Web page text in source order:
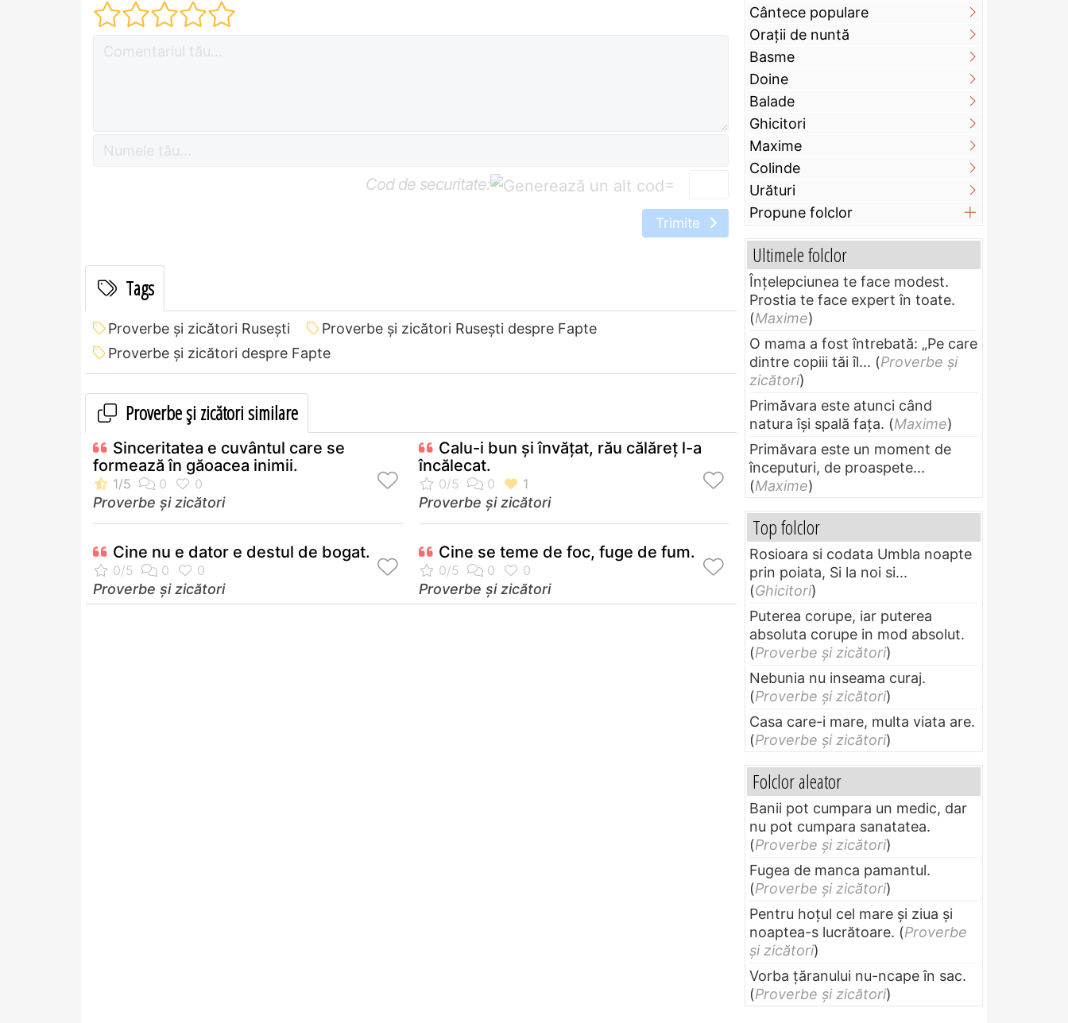
Cod de securitate: =
Trimite
Tags
Proverbe și zicători Ruseşti
Proverbe și zicători Ruseşti despre Fapte
Proverbe și zicători despre Fapte
Proverbe și zicători similare
Sinceritatea e cuvântul care se
formează în găoacea inimii.
Proverbe și zicători
Calu-i bun şi învăţat, rău călăreţ l-a
încălecat.
Proverbe și zicători
Cine nu e dator e destul de bogat.
Proverbe și zicători
Cine se teme de foc, fuge de fum.
Proverbe și zicători
Cântece populare
Orații de nuntă
Basme
Doine
Balade
Ghicitori
Maxime
Colinde
Urături
Propune folclor
Ultimele folclor
Înțelepciunea te face modest.
Prostia te face expert în toate.
(Maxime)
O mama a fost întrebată: „Pe care
dintre copiii tăi îl... (Proverbe și
zicători)
Primăvara este atunci când
natura își spală fața. (Maxime)
Primăvara este un moment de
începuturi, de proaspete...
(Maxime)
Top folclor
Rosioara si codata Umbla noapte
prin poiata, Si la noi si...
(Ghicitori)
Puterea corupe, iar puterea
absoluta corupe in mod absolut.
(Proverbe și zicători)
Nebunia nu inseama curaj.
(Proverbe și zicători)
Casa care-i mare, multa viata are.
(Proverbe și zicători)
Folclor aleator
Banii pot cumpara un medic, dar
nu pot cumpara sanatatea.
(Proverbe și zicători)
Fugea de manca pamantul.
(Proverbe și zicători)
Pentru hoţul cel mare şi ziua şi
noaptea-s lucrătoare. (Proverbe
și zicători)
Vorba ţăranului nu-ncape în sac.
(Proverbe și zicători)